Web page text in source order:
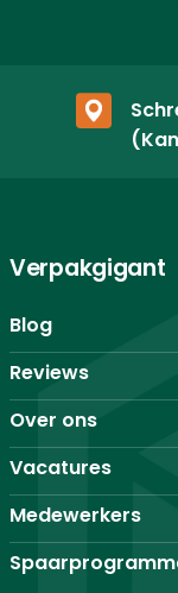
Verpakgigant
Blog
Reviews
Over ons
Vacatures
Medewerkers